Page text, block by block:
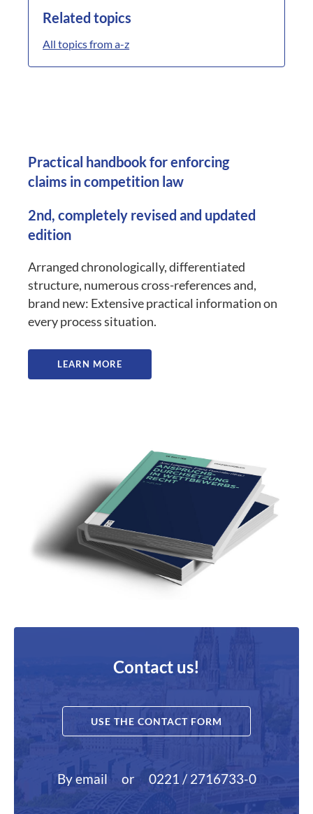
Related topics
All topics from a-z
Practical handbook for enforcing
claims in competition law
2nd, completely revised and updated
edition
Arranged chronologically, differentiated
structure, numerous cross-references and,
brand new: Extensive practical information on
every process situation.
LEARN MORE
Contact us!
USE THE CONTACT FORM
By email or 0221 / 2716733-0